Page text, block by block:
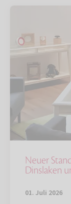
Neuer
Dinslaken
01. Juli 2026